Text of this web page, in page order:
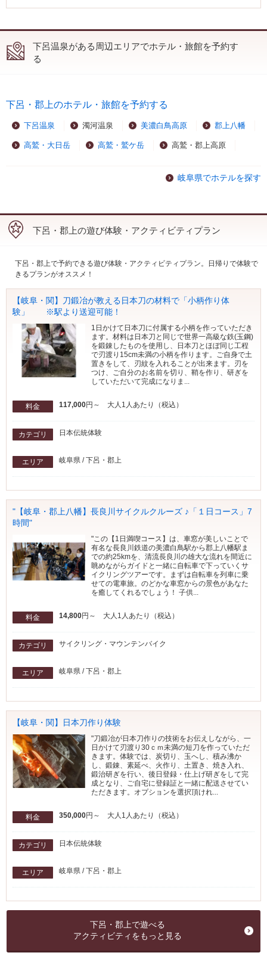
下呂温泉がある周辺エリアでホテル・旅館を予約す
る
下呂・郡上のホテル・旅館を予約する
下呂温泉 濁河温泉 美濃白鳥高原 郡上八幡
高鷲・大日岳 高鷲・鷲ケ岳 高鷲・郡上高原
岐阜県でホテルを探す
下呂・郡上の遊び体験・アクティビティプラン
下呂・郡上で予約できる遊び体験・アクティビティプラン。日帰りで体験で
きるプランがオススメ！
【岐阜・関】刀鍛冶が教える日本刀の材料で「小柄作り体
験」 ※駅より送迎可能！
1日かけて日本刀に付属する小柄を作っていただき
ます。材料は日本刀と同じで世界一高級な鉄(玉鋼)
を鍛錬したものを使用し、日本刀とほぼ同じ工程
で刃渡り15cm未満の小柄を作ります。ご自身で土
置きをして、刃紋を入れることが出来ます。刃を
つけ、ご自分のお名前を切り、鞘を作り、研ぎを
していただいて完成になりま...
料金 117,000円～ 大人1人あたり（税込）
カテゴリ 日本伝統体験
エリア 岐阜県 / 下呂・郡上
"【岐阜・郡上八幡】長良川サイクルクルーズ ♪「１日コース」7
時間"
"この【1日満喫コース】は、車窓が美しいことで
有名な長良川鉄道の美濃白鳥駅から郡上八幡駅ま
での約25kmを、清流長良川の雄大な流れを間近に
眺めながらガイドと一緒に自転車で下っていくサ
イクリングツアーです。まずは自転車を列車に乗
せての電車旅。のどかな車窓からの景色があなた
を癒してくれるでしょう！ 子供...
料金 14,800円～ 大人1人あたり（税込）
カテゴリ サイクリング・マウンテンバイク
エリア 岐阜県 / 下呂・郡上
【岐阜・関】日本刀作り体験
"刀鍛冶が日本刀作りの技術をお伝えしながら、一
日かけて刃渡り30ｃｍ未満の短刀を作っていただ
きます。体験では、炭切り、玉へし、積み沸か
し、鍛錬、素延べ、火作り、土置き、焼き入れ、
鍛治研ぎを行い、後日登録・仕上げ研ぎをして完
成となり、ご自宅に登録証と一緒に配送させてい
ただきます。オプションを選択頂けれ...
料金 350,000円～ 大人1人あたり（税込）
カテゴリ 日本伝統体験
エリア 岐阜県 / 下呂・郡上
下呂・郡上で遊べる
アクティビティをもっと見る